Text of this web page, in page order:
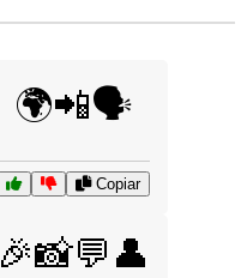
🌍📲🗣️
Copiar
🎉📸💬👤